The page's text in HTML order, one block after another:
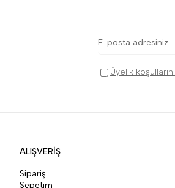
Üyelik koşullarını
ALIŞVERİŞ
Sipariş
Sepetim